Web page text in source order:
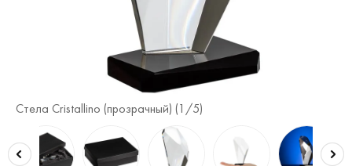
Стела Cristallino (прозрачный) (1 /5)